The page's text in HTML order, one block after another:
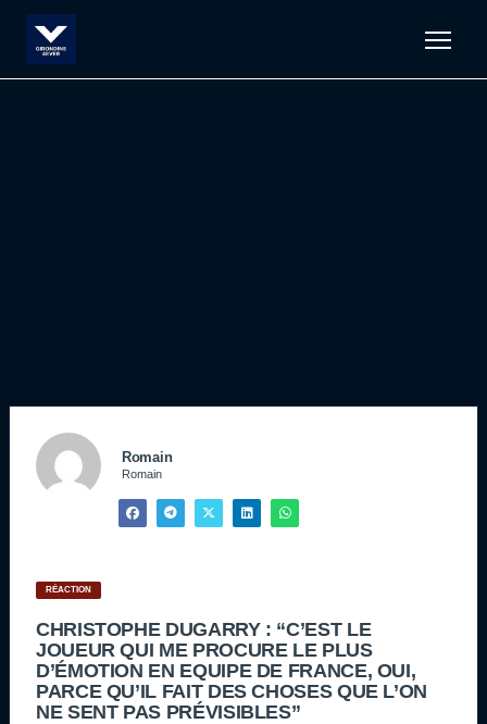
Romain
Romain
RÉACTION
CHRISTOPHE DUGARRY : “C’EST LE
JOUEUR QUI ME PROCURE LE PLUS
D’ÉMOTION EN EQUIPE DE FRANCE, OUI,
PARCE QU’IL FAIT DES CHOSES QUE L’ON
NE SENT PAS PRÉVISIBLES”